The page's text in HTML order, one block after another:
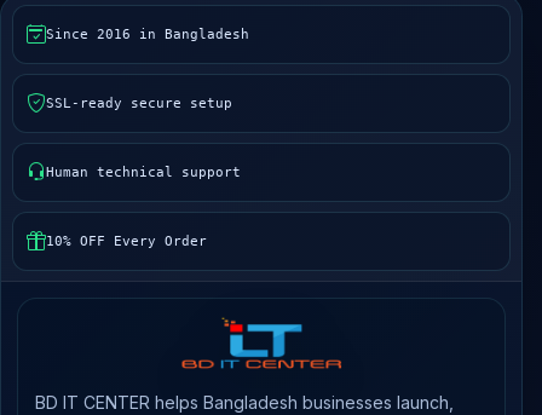
Since 2016 in Bangladesh
SSL-ready secure setup
Human technical support
10% OFF Every Order
BD IT CENTER helps Bangladesh businesses launch,